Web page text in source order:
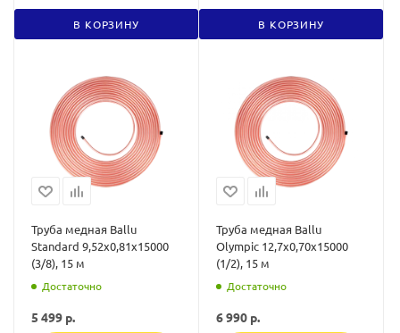
В КОРЗИНУ В КОРЗИНУ
Труба медная Ballu
Standard 9,52х0,81х15000
(3/8), 15 м
Достаточно
5 499 р.
Труба медная Ballu
Olympic 12,7х0,70х15000
(1/2), 15 м
Достаточно
6 990 р.